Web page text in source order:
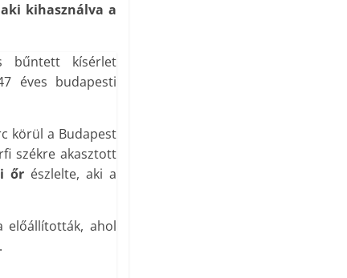
kihasználva a
bűntett kísérlet
éves budapesti
körül a Budapest
székre akasztott
őr észlelte, aki a
előállították, ahol